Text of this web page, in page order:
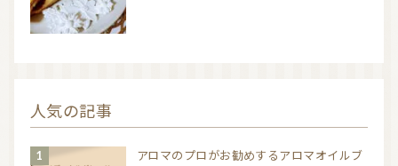
人気の記事
アロマのプロがお勧めするアロマオイルブ